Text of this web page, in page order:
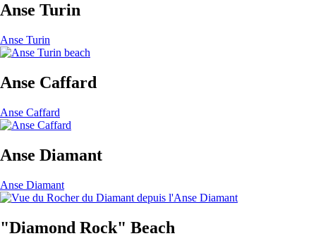
Anse Turin
Anse Turin
Anse Caffard
Anse Caffard
Anse Diamant
Anse Diamant
"Diamond Rock" Beach